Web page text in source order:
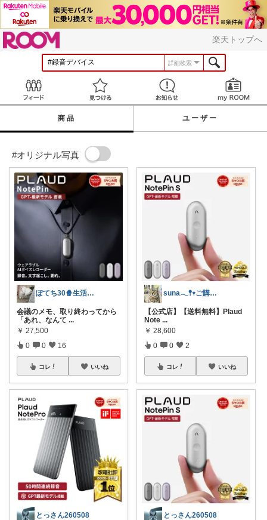
楽天トップへ
詳細検索
見つける お知らせ
商品 ユーザー
#オリジナル写真
ぽてち30🍿生活を整える日用品&台所
会議のメモ、取り終わってから
「あれ、なんて ...
￥ 27,500
0 0 16
コレ いいね
とっさん260508
suna𓂃𖤥𖥧ご購入感謝´`*
【公式店】【送料無料】Plaud
Note ...
￥ 28,600
0 0 2
コレ いいね
とっさん260508